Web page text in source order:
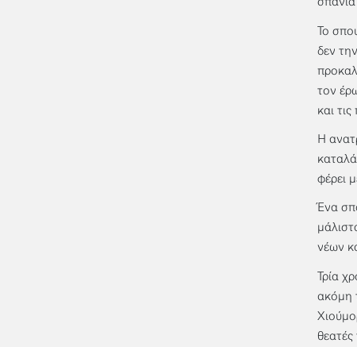
Το
δεν
τον
και
Η
φέρει
Ένα
νέων
Τρία
ακόμη
θεατές